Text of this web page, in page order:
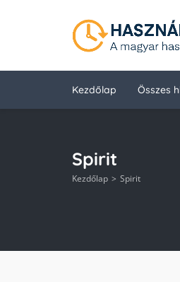
Kezdőlap Összes
Spirit
Kezdőlap Spirit